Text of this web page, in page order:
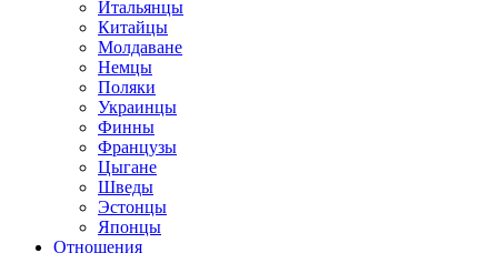
Итальянцы
Китайцы
Молдаване
Немцы
Поляки
Украинцы
Финны
Французы
Цыгане
Шведы
Эстонцы
Японцы
Отношения